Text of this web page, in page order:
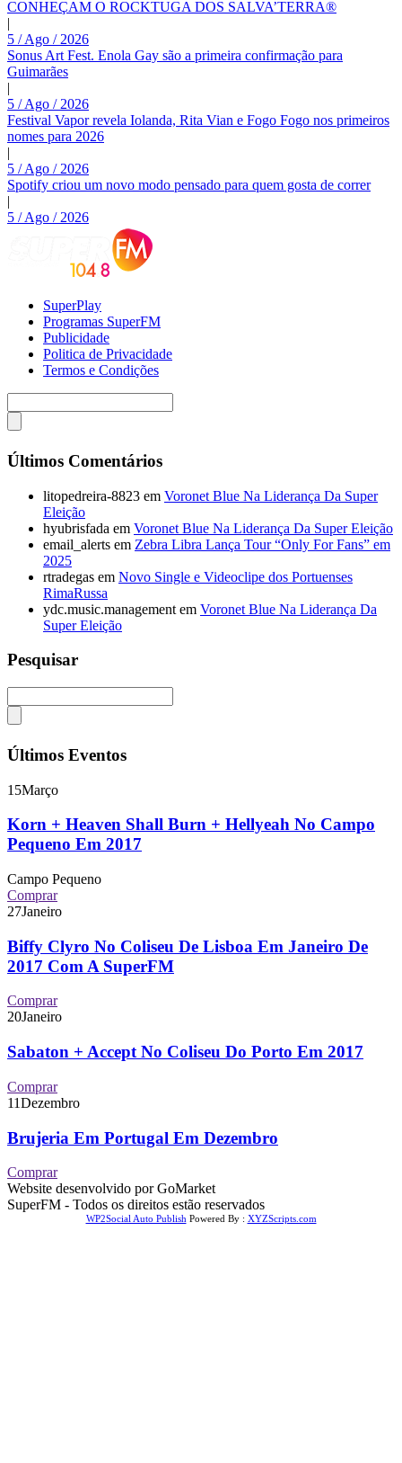
CONHEÇAM O ROCKTUGA DOS SALVA’TERRA®
|
5 / Ago / 2026
Sonus Art Fest. Enola Gay são a primeira confirmação para
Guimarães
|
5 / Ago / 2026
Festival Vapor revela Iolanda, Rita Vian e Fogo Fogo nos primeiros
nomes para 2026
|
5 / Ago / 2026
Spotify criou um novo modo pensado para quem gosta de correr
|
5 / Ago / 2026
SuperPlay
Programas SuperFM
Publicidade
Politica de Privacidade
Termos e Condições
Últimos Comentários
litopedreira-8823 em Voronet Blue Na Liderança Da Super
Eleição
hyubrisfada em Voronet Blue Na Liderança Da Super Eleição
email_alerts em Zebra Libra Lança Tour “Only For Fans” em
2025
rtradegas em Novo Single e Videoclipe dos Portuenses
RimaRussa
ydc.music.management em Voronet Blue Na Liderança Da
Super Eleição
Pesquisar
Últimos Eventos
15Março
Korn + Heaven Shall Burn + Hellyeah No Campo
Pequeno Em 2017
Campo Pequeno
Comprar
27Janeiro
Biffy Clyro No Coliseu De Lisboa Em Janeiro De
2017 Com A SuperFM
Comprar
20Janeiro
Sabaton + Accept No Coliseu Do Porto Em 2017
Comprar
11Dezembro
Brujeria Em Portugal Em Dezembro
Comprar
Website desenvolvido por GoMarket
SuperFM - Todos os direitos estão reservados
WP2Social Auto Publish Powered By : XYZScripts.com